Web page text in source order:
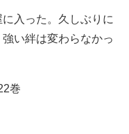
入った。久しぶりに
い絆は変わらなかっ
巻